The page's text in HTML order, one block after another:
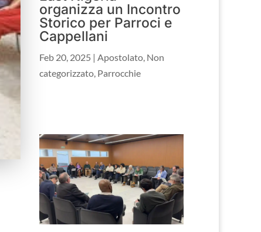
organizza un Incontro
Storico per Parroci e
Cappellani
Feb 20, 2025 |Apostolato, Non
categorizzato, Parrocchie